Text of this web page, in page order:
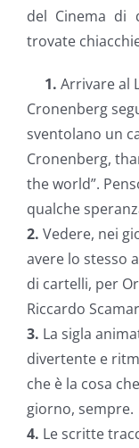
del Cinema di
trovate
1. Arrivare al
Cronenberg
sventolano un
Cronenberg,
the world”.
qualche
2. Vedere, nei
avere lo stesso
di cartelli, per
Riccardo
3. La sigla
divertente e
che è la cosa
giorno, sempre.
4. Le scritte